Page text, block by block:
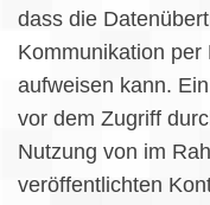
dass die
Kommunikation
aufweisen kann.
vor dem Zugriff
Nutzung von im
veröffentlichten